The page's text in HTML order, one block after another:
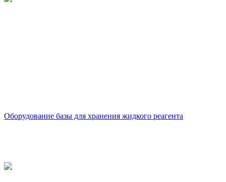
Оборудование базы для хранения жидкого реагента